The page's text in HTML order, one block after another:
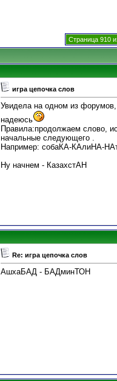
Страница 910
игра цепочка слов
Увидела на одном из
надеюсь
Правила:продолжаем слово,
начальные следующего .
Например: собаКА-КАлиНА-
Ну начнем - КазахстАН
Re: игра цепочка слов
АшхаБАД - БАДминТОН